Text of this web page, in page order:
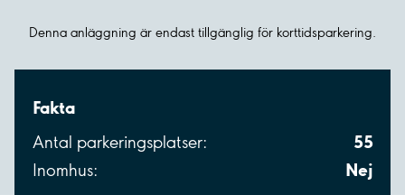
Denna anläggning är endast tillgänglig för korttidsparkering.
Fakta
Antal parkeringsplatser: 55
Inomhus: Nej